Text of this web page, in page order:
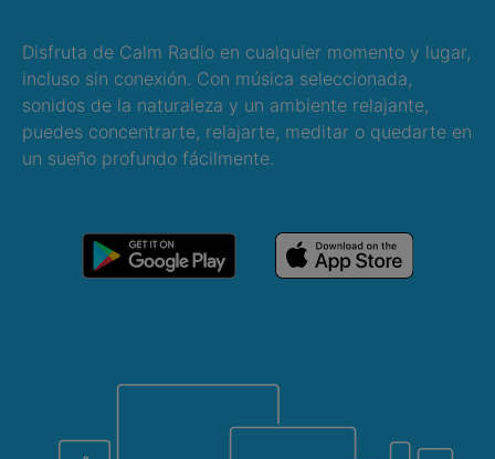
Disfruta de Calm Radio en cualquier momento y lugar,
incluso sin conexión. Con música seleccionada,
sonidos de la naturaleza y un ambiente relajante,
puedes concentrarte, relajarte, meditar o quedarte en
un sueño profundo fácilmente.